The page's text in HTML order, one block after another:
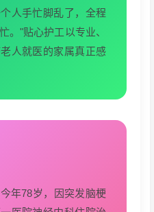
人手忙脚乱了，全程
。"贴心护工以专业、
人就医的家属真正感
年78岁，因突发脑梗